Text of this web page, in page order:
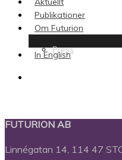
Publikationer
Om Futurion
Press
In English
FUTURION AB
Linnégatan 14, 114 47